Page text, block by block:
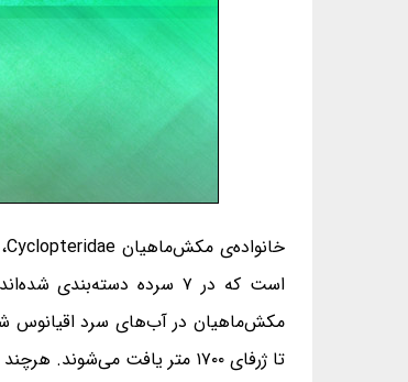
است که در ۷ سرده
مکش‌ماهیان در آب‌های سرد اقیانوس
تا ژرفای ۱۷۰۰ متر یافت می‌شوند. هرچند برخی گونه‌ها که در ژرفای بیشتری زندگی می‌کنند، لجه‌زی هستند.